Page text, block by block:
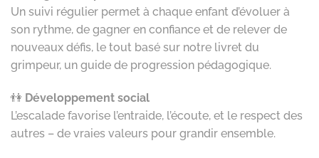
Un suivi régulier permet à chaque enfant d’évoluer à
son rythme, de gagner en confiance et de relever de
nouveaux défis, le tout basé sur notre livret du
grimpeur, un guide de progression pédagogique.
👫 Développement social
L’escalade favorise l’entraide, l’écoute, et le respect des
autres – de vraies valeurs pour grandir ensemble.